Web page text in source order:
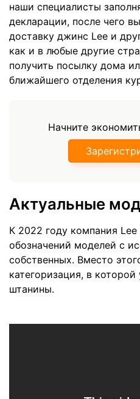
наши специалисты
декларации, после чего
доставку джинс Lee и
как и в любые другие
получить посылку дома
ближайшего отделения
Начните
Актуальные
К 2022 году компания
обозначений моделей с
собственных. Вместо
категоризация, в
штанины.